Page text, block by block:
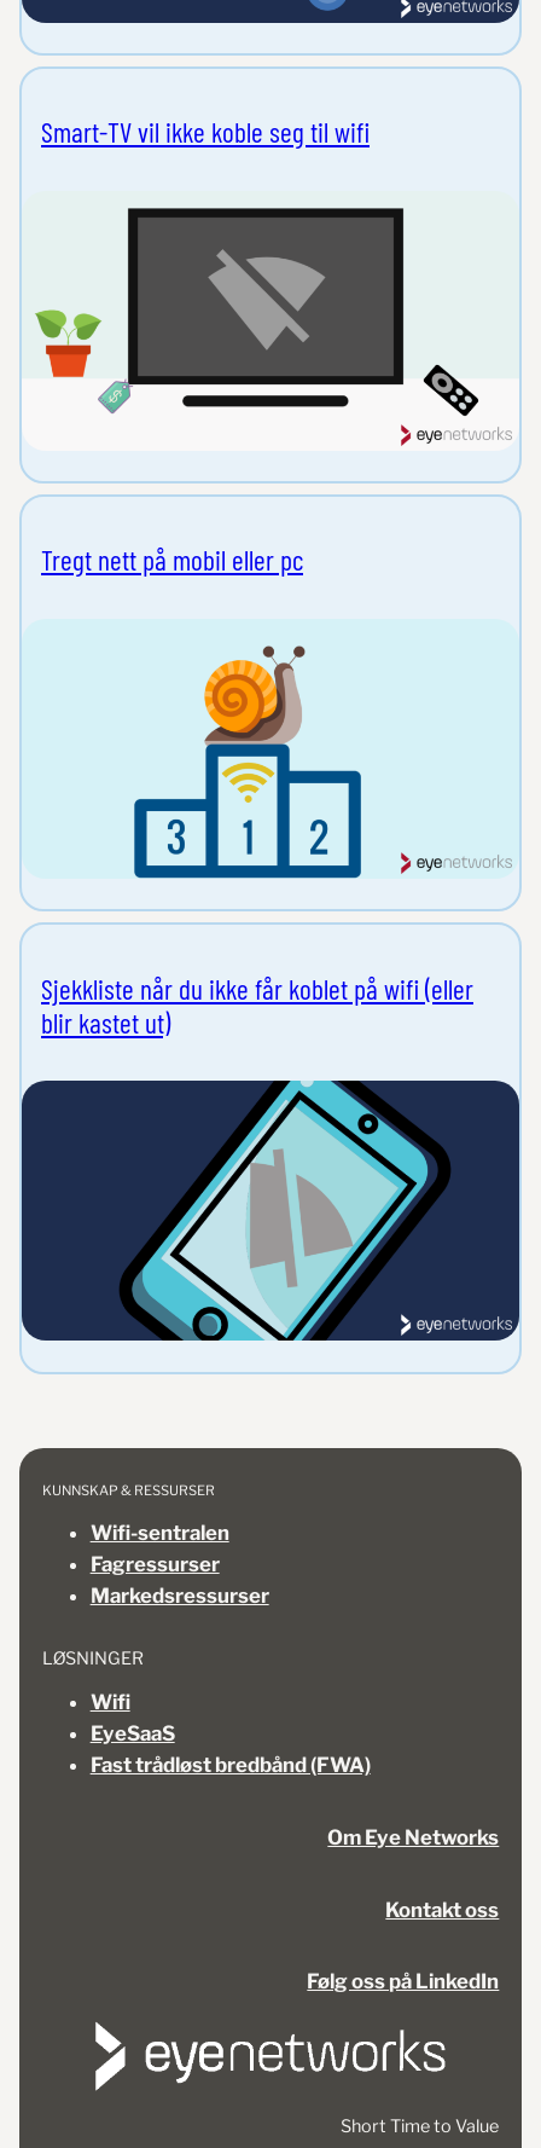
Smart-TV vil ikke koble seg til wifi
Tregt nett på mobil eller pc
Sjekkliste når du ikke får koblet på wifi (eller
blir kastet ut)
KUNNSKAP & RESSURSER
Wifi-sentralen
Fagressurser
Markedsressurser
LØSNINGER
Wifi
EyeSaaS
Fast trådløst bredbånd (FWA)
Om Eye Networks
Kontakt oss
Følg oss på LinkedIn
Short Time to Value